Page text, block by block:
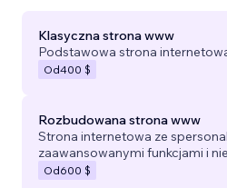
Klasyczna strona www
Podstawowa strona
Od400 $
Rozbudowana strona www
Strona internetowa ze
zaawansowanymi funkcjami i
Od600 $